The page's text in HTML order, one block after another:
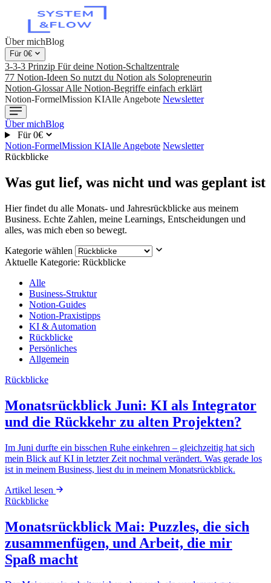
Über michBlog
Für 0€
3-3-3 Prinzip Für deine Notion-Schaltzentrale
77 Notion-Ideen So nutzt du Notion als Solopreneurin
Notion-Glossar Alle Notion-Begriffe einfach erklärt
Notion-FormelMission KIAlle Angebote Newsletter
Über michBlog
Für 0€
Notion-FormelMission KIAlle Angebote Newsletter
Rückblicke
Was gut lief, was nicht und was geplant ist
Hier findet du alle Monats- und Jahresrückblicke aus meinem
Business. Echte Zahlen, meine Learnings, Entscheidungen und
alles, was mich eben so bewegt.
Kategorie wählen
Aktuelle Kategorie: Rückblicke
Alle
Business-Struktur
Notion-Guides
Notion-Praxistipps
KI & Automation
Rückblicke
Persönliches
Allgemein
Rückblicke
Monatsrückblick Juni: KI als Integrator
und die Rückkehr zu alten Projekten?
Im Juni durfte ein bisschen Ruhe einkehren – gleichzeitig hat sich
mein Blick auf KI in letzter Zeit nochmal verändert. Was gerade los
ist in meinem Business, liest du in meinem Monatsrückblick.
Artikel lesen
Rückblicke
Monatsrückblick Mai: Puzzles, die sich
zusammenfügen, und Arbeit, die mir
Spaß macht